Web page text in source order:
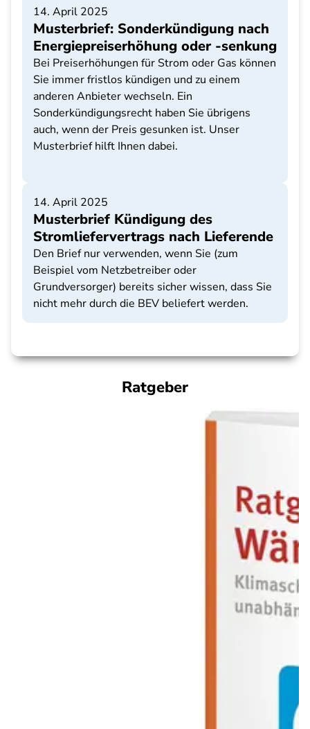
14. April 2025
Musterbrief: Sonderkündigung nach
Energiepreiserhöhung oder -senkung
Bei Preiserhöhungen für Strom oder Gas können
Sie immer fristlos kündigen und zu einem
anderen Anbieter wechseln. Ein
Sonderkündigungsrecht haben Sie übrigens
auch, wenn der Preis gesunken ist. Unser
Musterbrief hilft Ihnen dabei.
14. April 2025
Musterbrief Kündigung des
Stromliefervertrags nach Lieferende
Den Brief nur verwenden, wenn Sie (zum
Beispiel vom Netzbetreiber oder
Grundversorger) bereits sicher wissen, dass Sie
nicht mehr durch die BEV beliefert werden.
Ratgeber